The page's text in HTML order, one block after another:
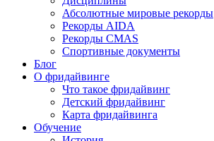
Абсолютные мировые рекорды
Рекорды AIDA
Рекорды CMAS
Спортивные документы
Блог
О фридайвинге
Что такое фридайвинг
Детский фридайвинг
Карта фридайвинга
Обучение